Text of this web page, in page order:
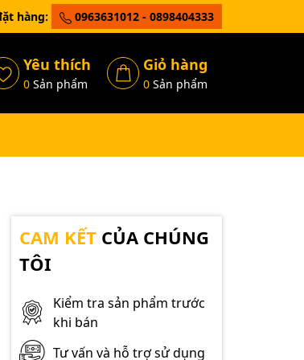
hàng: 0963631012 - 0898404333
Yêu thích
0Sản phẩm
Giỏ hàng
0Sản phẩm
CAM KẾTCỦA CHÚNG
TÔI
Kiểm tra sản phẩm trước
khi bán
Tư vấn và hỗ trợ sử dụng